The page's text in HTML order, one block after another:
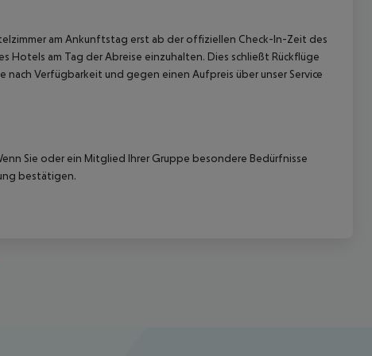
am Ankunftstag erst ab der offiziellen Check-In-Zeit des
am Tag der Abreise einzuhalten. Dies schließt Rückflüge
Verfügbarkeit und gegen einen Aufpreis über unser Service
Sie oder ein Mitglied Ihrer Gruppe besondere Bedürfnisse
bestätigen.